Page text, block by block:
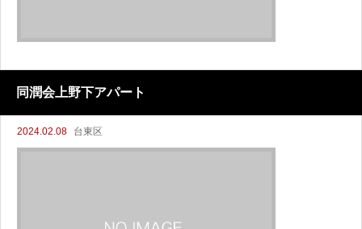
同潤会上野下アパート
2024.02.08 台東区